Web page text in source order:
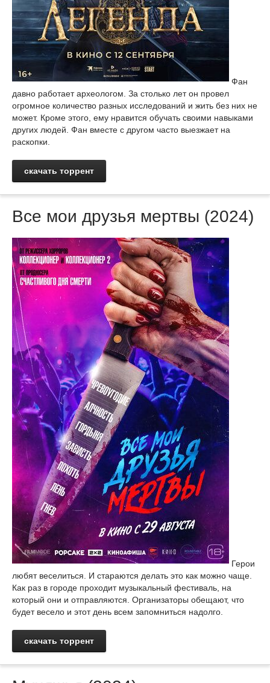
Фан
давно работает археологом. За столько лет он провел
огромное количество разных исследований и жить без них не
может. Кроме этого, ему нравится обучать своими навыками
других людей. Фан вместе с другом часто выезжает на
раскопки.
скачать торрент
Все мои друзья мертвы (2024)
Герои
любят веселиться. И стараются делать это как можно чаще.
Как раз в городе проходит музыкальный фестиваль, на
который они и отправляются. Организаторы обещают, что
будет весело и этот день всем запомниться надолго.
скачать торрент